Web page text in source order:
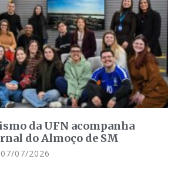
da UFN acompanha
do Almoço de SM
07/07/2026